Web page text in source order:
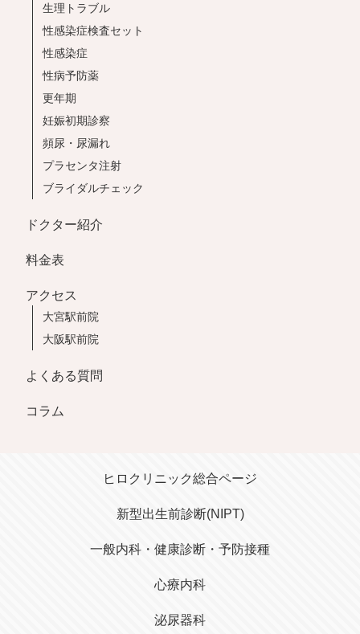
生理トラブル
性感染症検査セット
性感染症
性病予防薬
更年期
妊娠初期診察
頻尿・尿漏れ
プラセンタ注射
ブライダルチェック
ドクター紹介
料金表
アクセス
大宮駅前院
大阪駅前院
よくある質問
コラム
オンライン診療はこちら
ヒロクリニック総合ページ
新型出生前診断(NIPT)
一般内科・健康診断・予防接種
心療内科
泌尿器科